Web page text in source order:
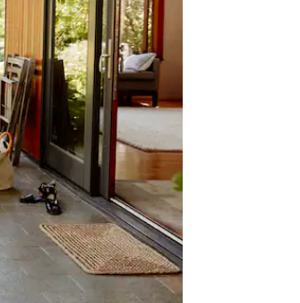
appuyant et en faisant glisser.